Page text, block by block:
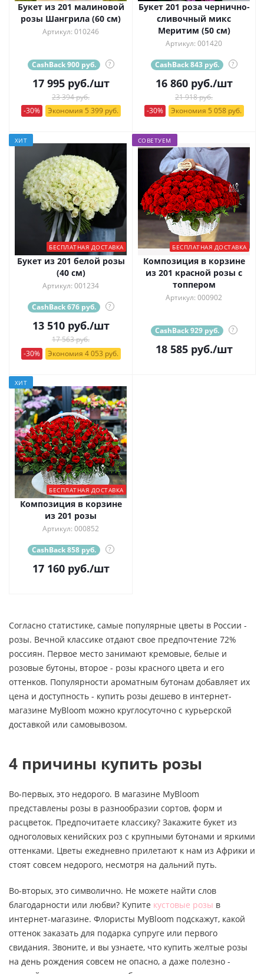
Букет из 201 малиновой
розы Шангрила (60 см)
Артикул: 010246
CashBack 900 руб. ?
17 995руб./шт
23 394 руб.
-30%
Экономия 5 399 руб.
Букет 201 роза чернично-
сливочный микс
Меритим (50 см)
Артикул: 001420
CashBack 843 руб. ?
16 860руб./шт
21 918 руб.
-30%
Экономия 5 058 руб.
ХИТ
БЕСПЛАТНАЯ ДОСТАВКА
Букет из 201 белой розы
(40 см)
Артикул: 001234
CashBack 676 руб. ?
13 510руб./шт
17 563 руб.
-30%
Экономия 4 053 руб.
СОВЕТУЕМ
БЕСПЛАТНАЯ ДОСТАВКА
Композиция в корзине
из 201 красной розы с
топпером
Артикул: 000902
CashBack 929 руб. ?
18 585руб./шт
ХИТ
БЕСПЛАТНАЯ ДОСТАВКА
Композиция в корзине
из 201 розы
Артикул: 000852
CashBack 858 руб. ?
17 160руб./шт
Согласно статистике, самые популярные цветы в России -
розы. Вечной классике отдают свое предпочтение 72%
россиян. Первое место занимают кремовые, белые и
розовые бутоны, второе - розы красного цвета и его
оттенков. Популярности ароматным бутонам добавляет их
цена и доступность - купить розы дешево в интернет-
магазине MyBloom можно круглосуточно с курьерской
доставкой или самовывозом.
4 причины купить розы
Во-первых, это недорого. В магазине MyBloom
представлены розы в разнообразии сортов, форм и
расцветок. Предпочитаете классику? Закажите букет из
одноголовых кенийских роз с крупными бутонами и яркими
оттенками. Цветы ежедневно прилетают к нам из Африки и
стоят совсем недорого, несмотря на дальний путь.
Во-вторых, это символично. Не можете найти слов
благодарности или любви? Купите кустовые розы в
интернет-магазине. Флористы MyBloom подскажут, какой
оттенок заказать для подарка супруге или первого
свидания. Звоните, и вы узнаете, что купить желтые розы
на день рождения совсем не опасно, а даже полезно -